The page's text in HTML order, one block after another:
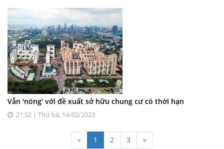
Vẫn 'nóng' với đề xuất sở hữu chung cư có thời hạn
21:52 | Thứ ba, 14/02/2023
« 1 2 3 »